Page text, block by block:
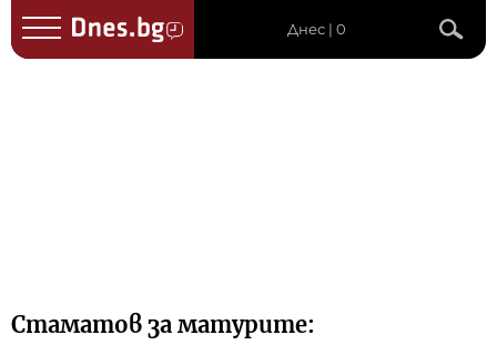
Днес | 0
Стаматов за матурите: